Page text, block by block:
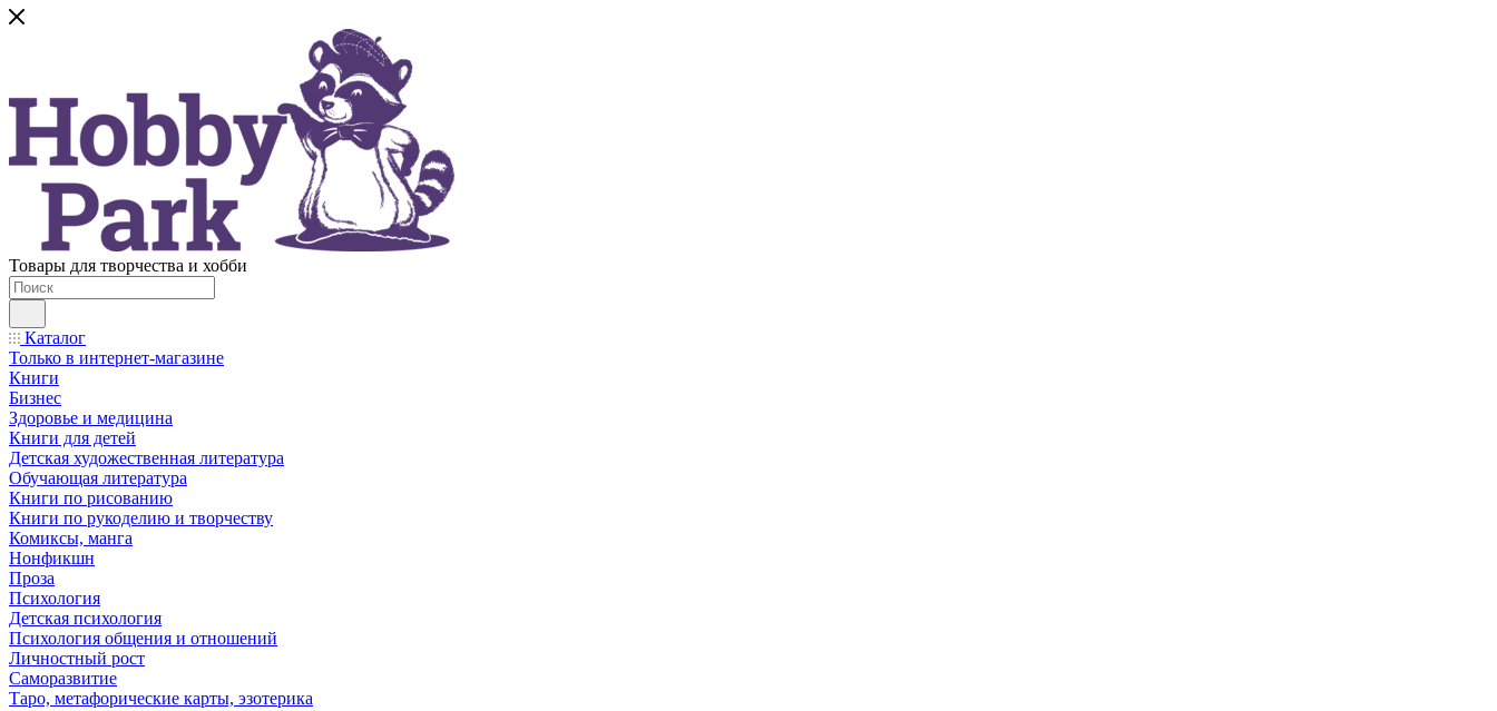
Товары для творчества и хобби
Каталог
Только в интернет-магазине
Книги
Бизнес
Здоровье и медицина
Книги для детей
Детская художественная литература
Обучающая литература
Книги по рисованию
Книги по рукоделию и творчеству
Комиксы, манга
Нонфикшн
Проза
Психология
Детская психология
Психология общения и отношений
Личностный рост
Саморазвитие
Таро, метафорические карты, эзотерика